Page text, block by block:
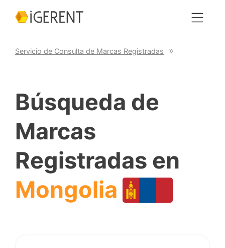
Servicio de Consulta de Marcas Registradas
Búsqueda de
Marcas
Registradas en
Mongolia